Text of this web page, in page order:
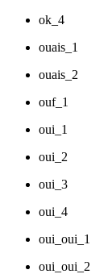
ok_4
ouais_1
ouais_2
ouf_1
oui_1
oui_2
oui_3
oui_4
oui_oui_1
oui_oui_2